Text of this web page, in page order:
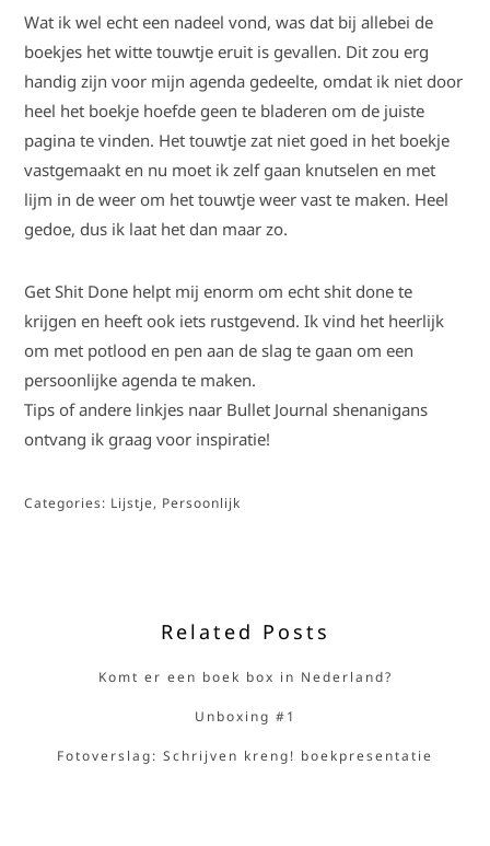
Wat ik wel echt een nadeel vond, was dat bij allebei de
boekjes het witte touwtje eruit is gevallen. Dit zou erg
handig zijn voor mijn agenda gedeelte, omdat ik niet door
heel het boekje hoefde geen te bladeren om de juiste
pagina te vinden. Het touwtje zat niet goed in het boekje
vastgemaakt en nu moet ik zelf gaan knutselen en met
lijm in de weer om het touwtje weer vast te maken. Heel
gedoe, dus ik laat het dan maar zo.
Get Shit Done helpt mij enorm om echt shit done te
krijgen en heeft ook iets rustgevend. Ik vind het heerlijk
om met potlood en pen aan de slag te gaan om een
persoonlijke agenda te maken.
Tips of andere linkjes naar Bullet Journalshenanigans
ontvang ik graag voor inspiratie!
Categories: Lijstje, Persoonlijk
Related Posts
Komt er een boek box in Nederland?
Unboxing #1
Fotoverslag: Schrijven kreng! boekpresentatie